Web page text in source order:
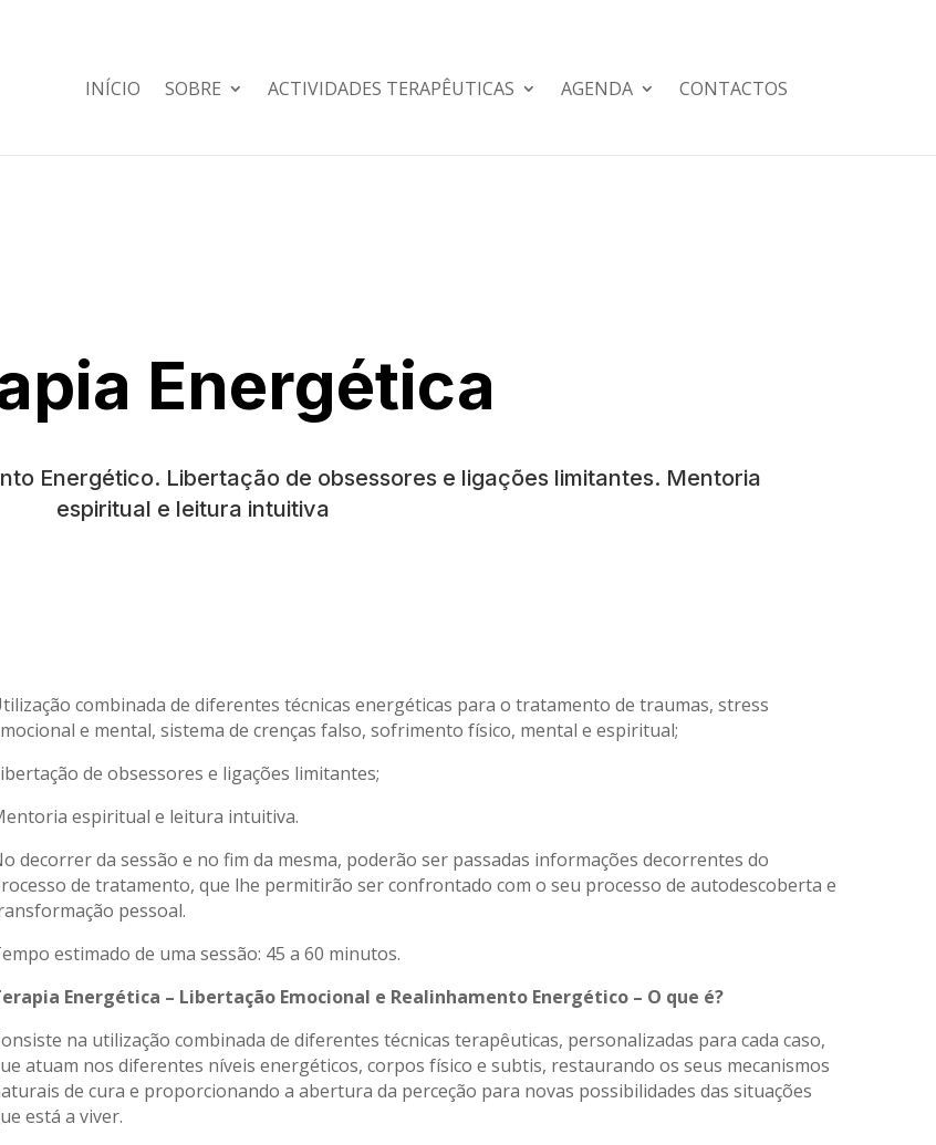
INÍCIO SOBRE ACTIVIDADES TERAPÊUTICAS AGENDA CONTACTOS
Energética
Energético. Libertação de obsessores e ligações limitantes. Mentoria
espiritual e leitura intuitiva
combinada de diferentes técnicas energéticas para o tratamento de traumas, stress
e mental, sistema de crenças falso, sofrimento físico, mental e espiritual;
de obsessores e ligações limitantes;
espiritual e leitura intuitiva.
decorrer da sessão e no fim da mesma, poderão ser passadas informações decorrentes do
de tratamento, que lhe permitirão ser confrontado com o seu processo de autodescoberta e
pessoal.
estimado de uma sessão: 45 a 60 minutos.
Energética – Libertação Emocional e Realinhamento Energético – O que é?
na utilização combinada de diferentes técnicas terapêuticas, personalizadas para cada caso,
atuam nos diferentes níveis energéticos, corpos físico e subtis, restaurando os seus mecanismos
de cura e proporcionando a abertura da perceção para novas possibilidades das situações
está a viver.